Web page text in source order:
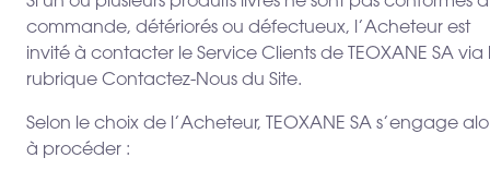
commande, détériorés ou défectueux, l’Acheteur est
invité à contacter le Service Clients de TEOXANE SA via
rubrique Contactez-Nous du Site.
Selon le choix de l’Acheteur, TEOXANE SA s’engage
à procéder :